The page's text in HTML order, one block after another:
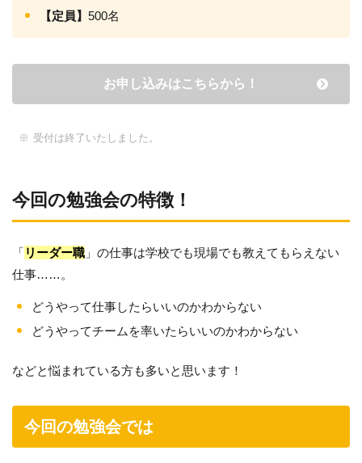
【定員】 500名
お申し込みはこちらから！
受付は終了いたしました。
今回の勉強会の特徴！
「 リーダー職 」の仕事は学校でも現場でも教えてもらえない
仕事……。
どうやって仕事したらいいのかわからない
どうやってチームを率いたらいいのかわからない
などと悩まれている方も多いと思います！
今回の勉強会では